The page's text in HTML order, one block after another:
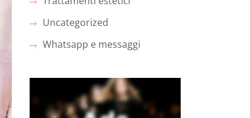
Uncategorized
Whatsapp e messaggi